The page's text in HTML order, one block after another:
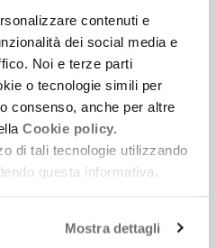
contenuti e
dei social media e
Noi e terze parti
o tecnologie simili per
consenso, anche per altre
Cookie policy.
di tali tecnologie utilizzando
questa informativa,
Mostra dettagli